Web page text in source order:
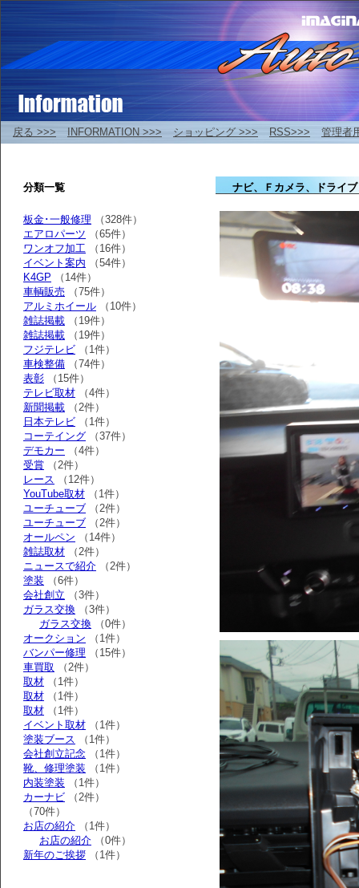
戻る >>> INFORMATION >>> ショッピング >>> RSS>>> 管理者
ナビ、Ｆカメラ、ドライブ
分類一覧
板金･一般修理 （328件）
エアロパーツ （65件）
ワンオフ加工 （16件）
イベント案内 （54件）
K4GP （14件）
車輌販売 （75件）
アルミホイール （10件）
雑誌掲載 （19件）
雑誌掲載 （19件）
フジテレビ （1件）
車検整備 （74件）
表彰 （15件）
テレビ取材 （4件）
新聞掲載 （2件）
日本テレビ （1件）
コーテイング （37件）
デモカー （4件）
受賞 （2件）
レース （12件）
YouTube取材 （1件）
ユーチューブ （2件）
ユーチューブ （2件）
オールペン （14件）
雑誌取材 （2件）
ニュースで紹介 （2件）
塗装 （6件）
会社創立 （3件）
ガラス交換 （3件）
ガラス交換 （0件）
オークション （1件）
バンパー修理 （15件）
車買取 （2件）
取材 （1件）
取材 （1件）
取材 （1件）
イベント取材 （1件）
塗装ブース （1件）
会社創立記念 （1件）
靴、修理塗装 （1件）
内装塗装 （1件）
カーナビ （2件）
（70件）
お店の紹介 （1件）
お店の紹介 （0件）
新年のご挨拶 （1件）